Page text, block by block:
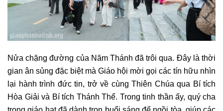
Nửa chặng đường của Năm Thánh đã trôi qua. Đây là thời
gian ân sủng đặc biệt mà Giáo hội mời gọi các tín hữu nhìn
lại hành trình đức tin, trở về cùng Thiên Chúa qua Bí tích
Hòa Giải và Bí tích Thánh Thể. Trong tinh thần ấy, quý cha